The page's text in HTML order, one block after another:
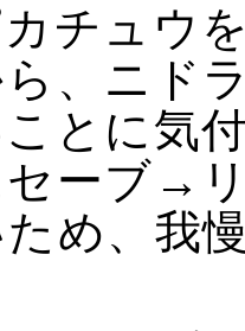
チュウ
、ニド
とに気
ーブ→
め、我